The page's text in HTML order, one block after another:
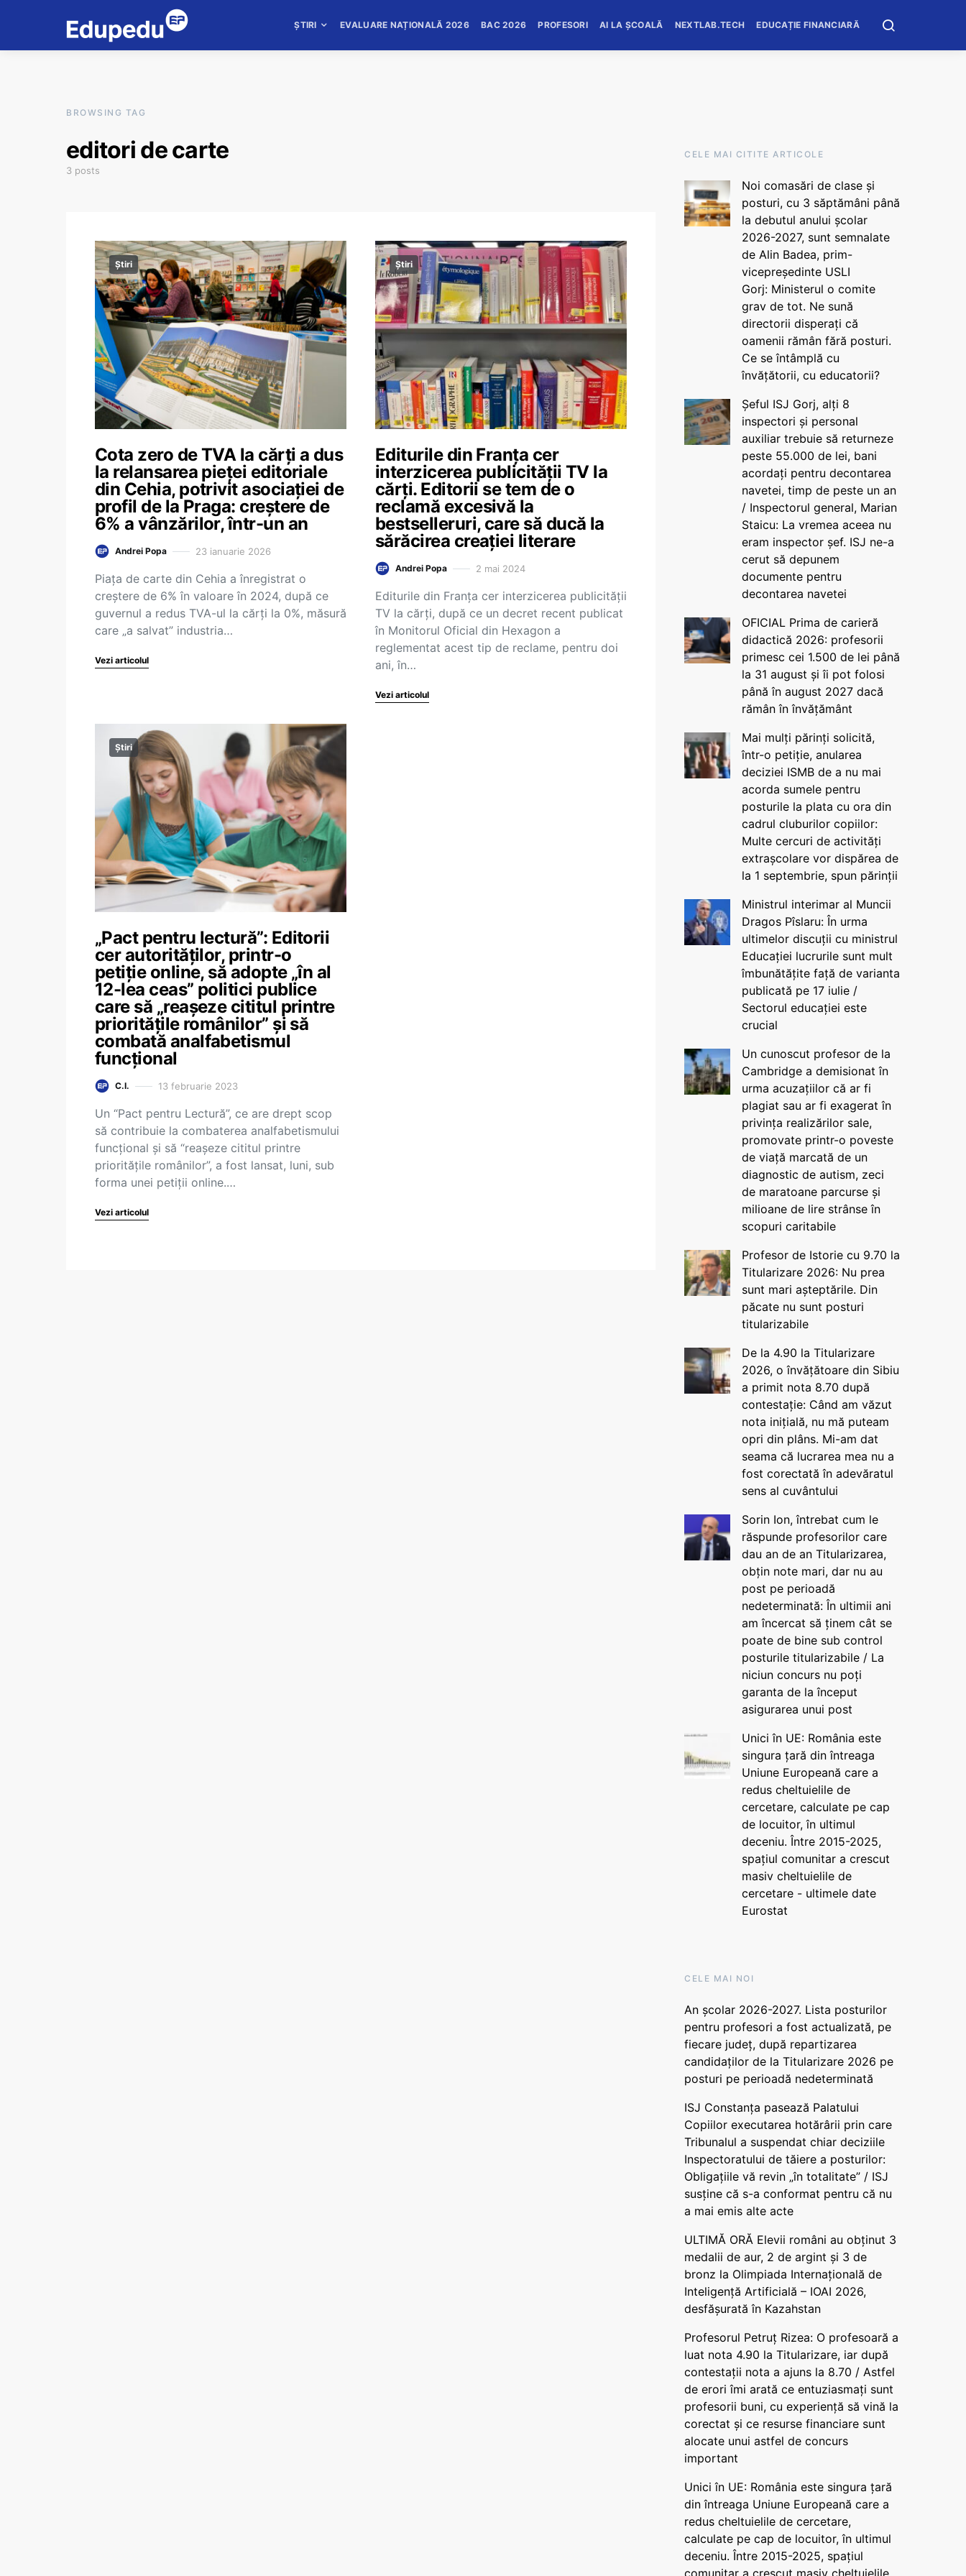
ȘTIRI EVALUARE NAȚIONALĂ 2026 BAC 2026 PROFESORI AI LA ȘCOALĂ NEXTLAB.TECH EDUCAȚIE FINANCIARĂ
BROWSING TAG
editori de carte
3 posts
Știri
Cota zero de TVA la cărți a dus
la relansarea pieței editoriale
din Cehia, potrivit asociației de
profil de la Praga: creștere de
6% a vânzărilor, într-un an
Andrei Popa 23 ianuarie 2026
Piața de carte din Cehia a înregistrat o
creștere de 6% în valoare în 2024, după ce
guvernul a redus TVA-ul la cărți la 0%, măsură
care „a salvat” industria…
Vezi articolul
Știri
Editurile din Franța cer
interzicerea publicității TV la
cărți. Editorii se tem de o
reclamă excesivă la
bestselleruri, care să ducă la
sărăcirea creației literare
Andrei Popa 2 mai 2024
Editurile din Franța cer interzicerea publicității
TV la cărți, după ce un decret recent publicat
în Monitorul Oficial din Hexagon a
reglementat acest tip de reclame, pentru doi
ani, în…
Vezi articolul
Știri
„Pact pentru lectură”: Editorii
cer autorităților, printr-o
petiție online, să adopte „în al
12-lea ceas” politici publice
care să „reașeze cititul printre
prioritățile românilor” și să
combată analfabetismul
funcțional
C.I. 13 februarie 2023
Un “Pact pentru Lectură”, ce are drept scop
să contribuie la combaterea analfabetismului
funcțional și să “reașeze cititul printre
prioritățile românilor”, a fost lansat, luni, sub
forma unei petiții online.…
Vezi articolul
CELE MAI CITITE ARTICOLE
Noi comasări de clase și
posturi, cu 3 săptămâni până
la debutul anului școlar
2026-2027, sunt semnalate
de Alin Badea, prim-
vicepreședinte USLI
Gorj: Ministerul o comite
grav de tot. Ne sună
directorii disperați că
oamenii rămân fără posturi.
Ce se întâmplă cu
învățătorii, cu educatorii?
Șeful ISJ Gorj, alți 8
inspectori și personal
auxiliar trebuie să returneze
peste 55.000 de lei, bani
acordați pentru decontarea
navetei, timp de peste un an
/ Inspectorul general, Marian
Staicu: La vremea aceea nu
eram inspector șef. ISJ ne-a
cerut să depunem
documente pentru
decontarea navetei
OFICIAL Prima de carieră
didactică 2026: profesorii
primesc cei 1.500 de lei până
la 31 august și îi pot folosi
până în august 2027 dacă
rămân în învățământ
Mai mulți părinți solicită,
într-o petiție, anularea
deciziei ISMB de a nu mai
acorda sumele pentru
posturile la plata cu ora din
cadrul cluburilor copiilor:
Multe cercuri de activități
extrașcolare vor dispărea de
la 1 septembrie, spun părinții
Ministrul interimar al Muncii
Dragos Pîslaru: În urma
ultimelor discuții cu ministrul
Educației lucrurile sunt mult
îmbunătățite față de varianta
publicată pe 17 iulie /
Sectorul educației este
crucial
Un cunoscut profesor de la
Cambridge a demisionat în
urma acuzațiilor că ar fi
plagiat sau ar fi exagerat în
privința realizărilor sale,
promovate printr-o poveste
de viață marcată de un
diagnostic de autism, zeci
de maratoane parcurse și
milioane de lire strânse în
scopuri caritabile
Profesor de Istorie cu 9.70 la
Titularizare 2026: Nu prea
sunt mari așteptările. Din
păcate nu sunt posturi
titularizabile
De la 4.90 la Titularizare
2026, o învățătoare din Sibiu
a primit nota 8.70 după
contestație: Când am văzut
nota inițială, nu mă puteam
opri din plâns. Mi-am dat
seama că lucrarea mea nu a
fost corectată în adevăratul
sens al cuvântului
Sorin Ion, întrebat cum le
răspunde profesorilor care
dau an de an Titularizarea,
obțin note mari, dar nu au
post pe perioadă
nedeterminată: În ultimii ani
am încercat să ținem cât se
poate de bine sub control
posturile titularizabile / La
niciun concurs nu poți
garanta de la început
asigurarea unui post
Unici în UE: România este
singura țară din întreaga
Uniune Europeană care a
redus cheltuielile de
cercetare, calculate pe cap
de locuitor, în ultimul
deceniu. Între 2015-2025,
spațiul comunitar a crescut
masiv cheltuielile de
cercetare - ultimele date
Eurostat
CELE MAI NOI
An școlar 2026-2027. Lista posturilor
pentru profesori a fost actualizată, pe
fiecare județ, după repartizarea
candidaților de la Titularizare 2026 pe
posturi pe perioadă nedeterminată
ISJ Constanța pasează Palatului
Copiilor executarea hotărârii prin care
Tribunalul a suspendat chiar deciziile
Inspectoratului de tăiere a posturilor:
Obligațiile vă revin „în totalitate” / ISJ
susține că s-a conformat pentru că nu
a mai emis alte acte
ULTIMĂ ORĂ Elevii români au obținut 3
medalii de aur, 2 de argint și 3 de
bronz la Olimpiada Internațională de
Inteligență Artificială – IOAI 2026,
desfășurată în Kazahstan
Profesorul Petruț Rizea: O profesoară a
luat nota 4.90 la Titularizare, iar după
contestații nota a ajuns la 8.70 / Astfel
de erori îmi arată ce entuziasmați sunt
profesorii buni, cu experiență să vină la
corectat și ce resurse financiare sunt
alocate unui astfel de concurs
important
Unici în UE: România este singura țară
din întreaga Uniune Europeană care a
redus cheltuielile de cercetare,
calculate pe cap de locuitor, în ultimul
deceniu. Între 2015-2025, spațiul
comunitar a crescut masiv cheltuielile